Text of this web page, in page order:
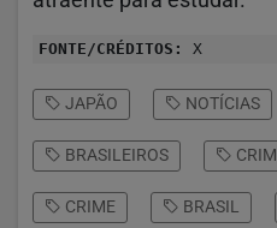
FONTE/CRÉDITOS: X
JAPÃO NOTÍCIAS
BRASILEIROS
CRIME BRASIL